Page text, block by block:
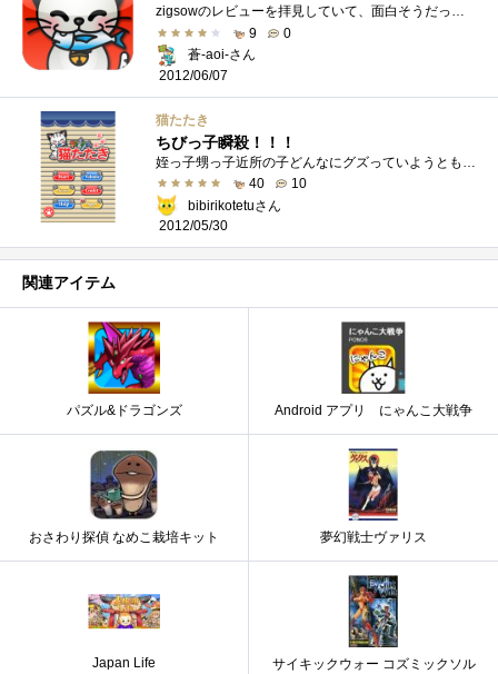
zigsowのレビューを拝見していて、面白そうだったため私もインストールしました。当初は、私自身が楽しむ目的で、暇なとき（最近はないですが�...
9
0
蒼-aoi-さん
2012/06/07
猫たたき
ちびっ子瞬殺！！！
40
10
bibirikotetuさん
2012/05/30
関連アイテム
パズル&ドラゴンズ Android アプリ にゃんこ大戦争
おさわり探偵 なめこ栽培キット 夢幻戦士ヴァリス
Japan Life
サイキックウォー コズミックソル